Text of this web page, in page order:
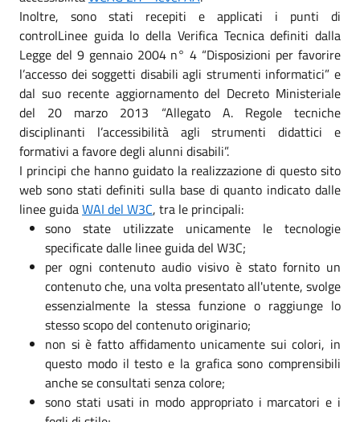
Inoltre, sono stati recepiti e applicati i punti di
controlLinee guida lo della Verifica Tecnica definiti dalla
Legge del 9 gennaio 2004 n° 4 “Disposizioni per favorire
l’accesso dei soggetti disabili agli strumenti informatici” e
dal suo recente aggiornamento del Decreto Ministeriale
del 20 marzo 2013 “Allegato A. Regole tecniche
disciplinanti l’accessibilità agli strumenti didattici e
formativi a favore degli alunni disabili”.
I principi che hanno guidato la realizzazione di questo sito
web sono stati definiti sulla base di quanto indicato dalle
linee guidaWAI del W3C, tra le principali:
sono state utilizzate unicamente le tecnologie
specificate dalle linee guida del W3C;
per ogni contenuto audio visivo è stato fornito un
contenuto che, una volta presentato all'utente, svolge
essenzialmente la stessa funzione o raggiunge lo
stesso scopo del contenuto originario;
non si è fatto affidamento unicamente sui colori, in
questo modo il testo e la grafica sono comprensibili
anche se consultati senza colore;
sono stati usati in modo appropriato i marcatori e i